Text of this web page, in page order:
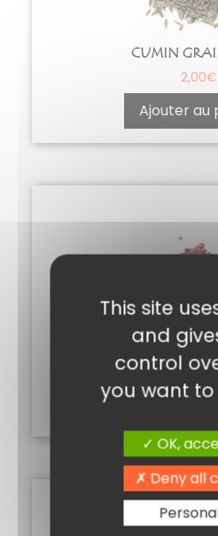
CUMIN
2,00€
Ajouter au
BAIES
3,00€
Ajouter au
This site
and
control
you want
OK,
Deny all